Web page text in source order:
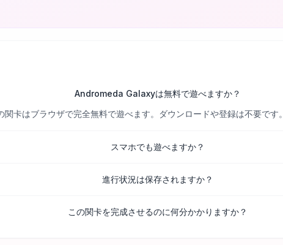
Andromeda Galaxyは無料で遊べますか？
卡はブラウザで完全無料で遊べます。ダウンロードや登録は不要です。
スマホでも遊べますか？
進行状況は保存されますか？
この関卡を完成させるのに何分かかりますか？